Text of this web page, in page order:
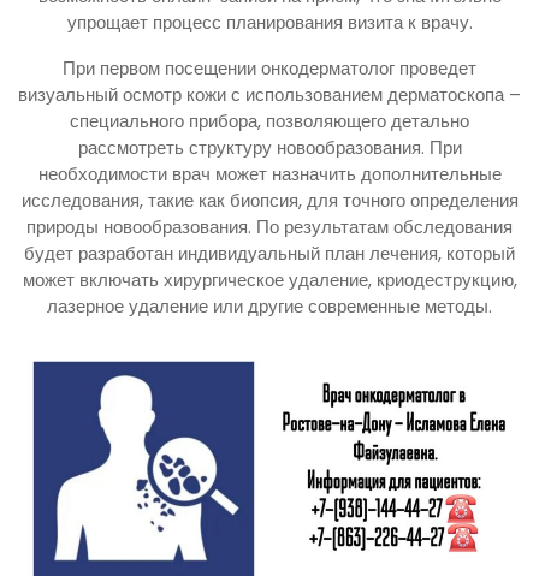
упрощает процесс планирования визита к врачу.
При первом посещении онкодерматолог проведет
визуальный осмотр кожи с использованием дерматоскопа –
специального прибора, позволяющего детально
рассмотреть структуру новообразования. При
необходимости врач может назначить дополнительные
исследования, такие как биопсия, для точного определения
природы новообразования. По результатам обследования
будет разработан индивидуальный план лечения, который
может включать хирургическое удаление, криодеструкцию,
лазерное удаление или другие современные методы.